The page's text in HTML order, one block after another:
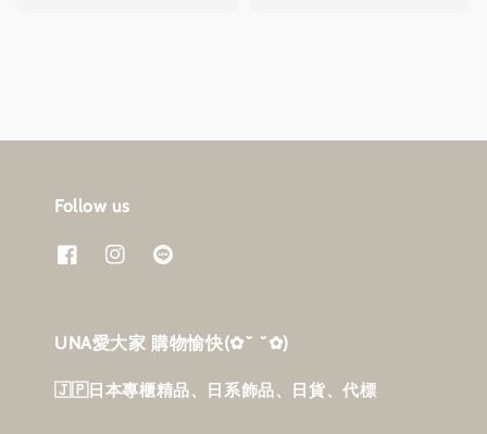
Follow us
UNA愛大家 購物愉快‎(✿˘ ˘✿)
🇯🇵日本專櫃精品、日系飾品、日貨、代標